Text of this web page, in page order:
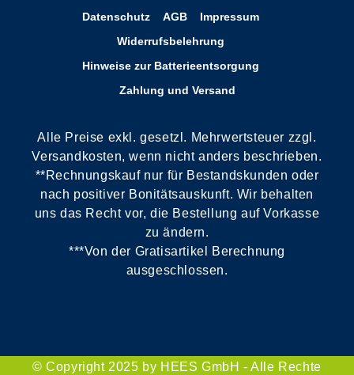
Datenschutz AGB
Impressum
Widerrufsbelehrung
Hinweise zur Batterieentsorgung
Zahlung und Versand
Alle Preise exkl. gesetzl. Mehrwertsteuer zzgl.
Versandkosten, wenn nicht anders beschrieben.
**Rechnungskauf nur für Bestandskunden oder
nach positiver Bonitätsauskunft. Wir behalten
uns das Recht vor, die Bestellung auf Vorkasse
zu ändern.
***Von der Gratisartikel Berechnung
ausgeschlossen.
© Copyright 2025 by HEES GmbH - Alle Rechte